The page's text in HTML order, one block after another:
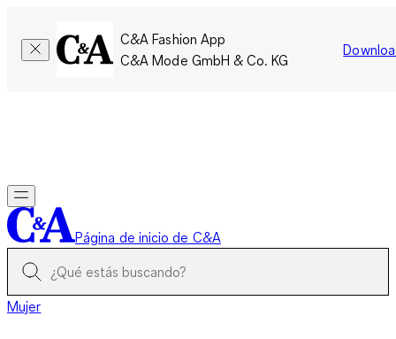
C&A Fashion App
C&A Mode GmbH & Co. KG
Página de inicio de C&A
Mujer